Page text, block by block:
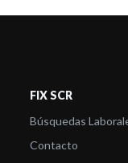
FIX SCR
Búsquedas
Contacto